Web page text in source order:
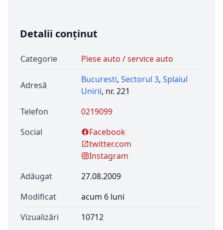
Detalii conținut
Categorie Piese auto / service auto
Adresă
Bucuresti, Sectorul 3, Splaiul
Unirii, nr. 221
Telefon
0219099
Social
Facebook
twitter.com
Instagram
Adăugat
27.08.2009
Modificat
acum 6 luni
Vizualizări
10712